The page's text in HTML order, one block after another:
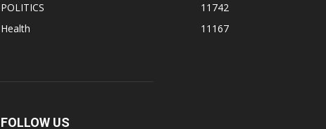
POLITICS
11742
Health
11167
FOLLOW US